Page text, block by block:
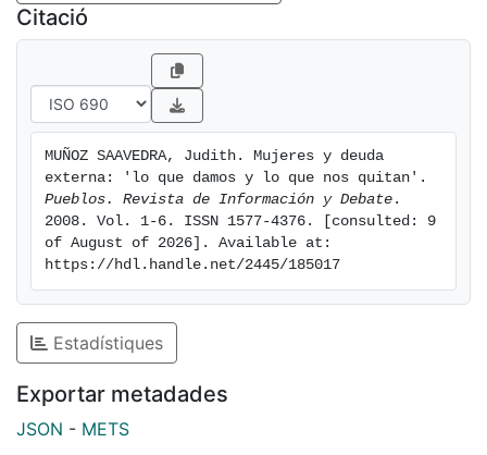
Citació
MUÑOZ SAAVEDRA, Judith. Mujeres y deuda
Pueblos. Revista de Información y Debate .
2008. Vol. 1-6. ISSN 1577-4376. [consulted: 9
of August of 2026]. Available at:
https://hdl.handle.net/2445/185017
Estadístiques
Exportar metadades
JSON - METS